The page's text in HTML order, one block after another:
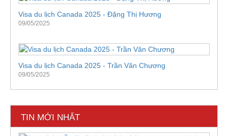
Visa du lịch Canada 2025 - Đặng Thị Hương
09/05/2025
Visa du lịch Canada 2025 - Trần Văn Chương
09/05/2025
TIN MỚI NHẤT